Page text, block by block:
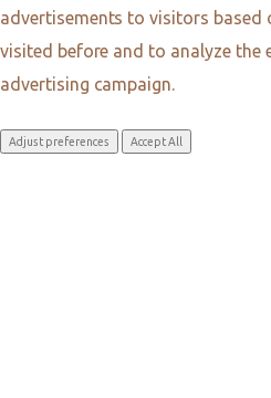
advertisements to visitors based
visited before and to analyze the
advertising campaign.
Adjust preferences Accept All